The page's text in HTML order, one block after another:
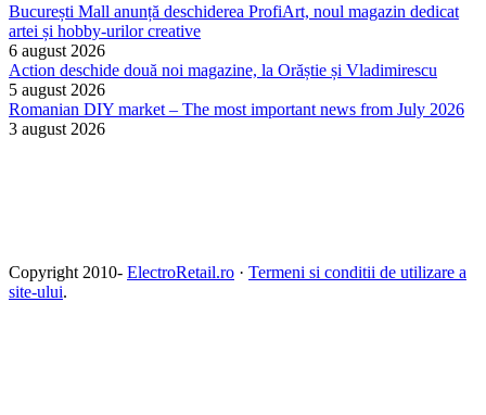
București Mall anunță deschiderea ProfiArt, noul magazin dedicat
artei și hobby-urilor creative
6 august 2026
Action deschide două noi magazine, la Orăștie și Vladimirescu
5 august 2026
Romanian DIY market – The most important news from July 2026
3 august 2026
Copyright 2010- ElectroRetail.ro · Termeni si conditii de utilizare a
site-ului.